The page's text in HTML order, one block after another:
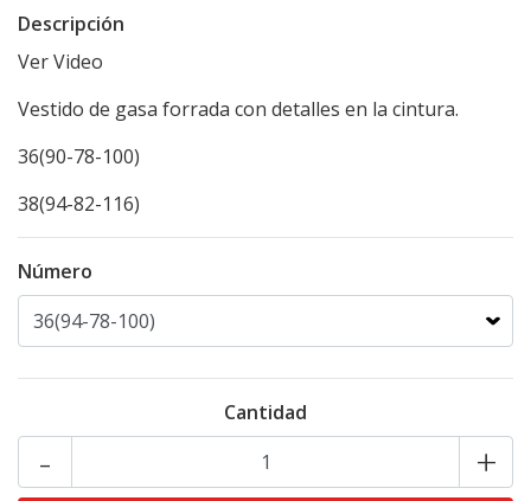
Descripción
Ver Video
Vestido de gasa forrada con detalles en la cintura.
36(90-78-100)
38(94-82-116)
Número
Cantidad
+
-